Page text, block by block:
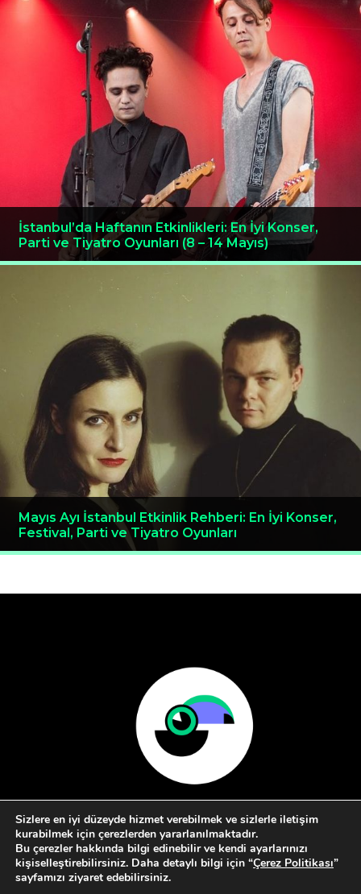
İstanbul’da Haftanın Etkinlikleri: En İyi Konser,
Parti ve Tiyatro Oyunları (8 – 14 Mayıs)
Mayıs Ayı İstanbul Etkinlik Rehberi: En İyi Konser,
Festival, Parti ve Tiyatro Oyunları
Hakkımızda Kullanım Koşulları
Sizlere en iyi düzeyde hizmet verebilmek ve sizlerle iletişim
kurabilmek için çerezlerden yararlanılmaktadır.
Bu çerezler hakkında bilgi edinebilir ve kendi ayarlarınızı
kişiselleştirebilirsiniz. Daha detaylı bilgi için “Çerez Politikası”
sayfamızı ziyaret edebilirsiniz.